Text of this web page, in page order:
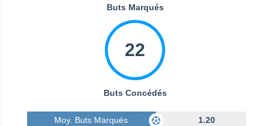
Buts Marqués
22
Buts Concédés
Moy. Buts Marqués 1.20